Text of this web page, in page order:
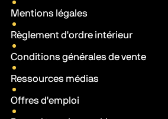
Mentions légales
Règlement d'ordre intérieur
Conditions générales de vente
Ressources médias
Offres d'emploi